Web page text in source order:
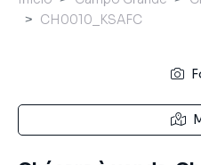
CH0010_KSAFC